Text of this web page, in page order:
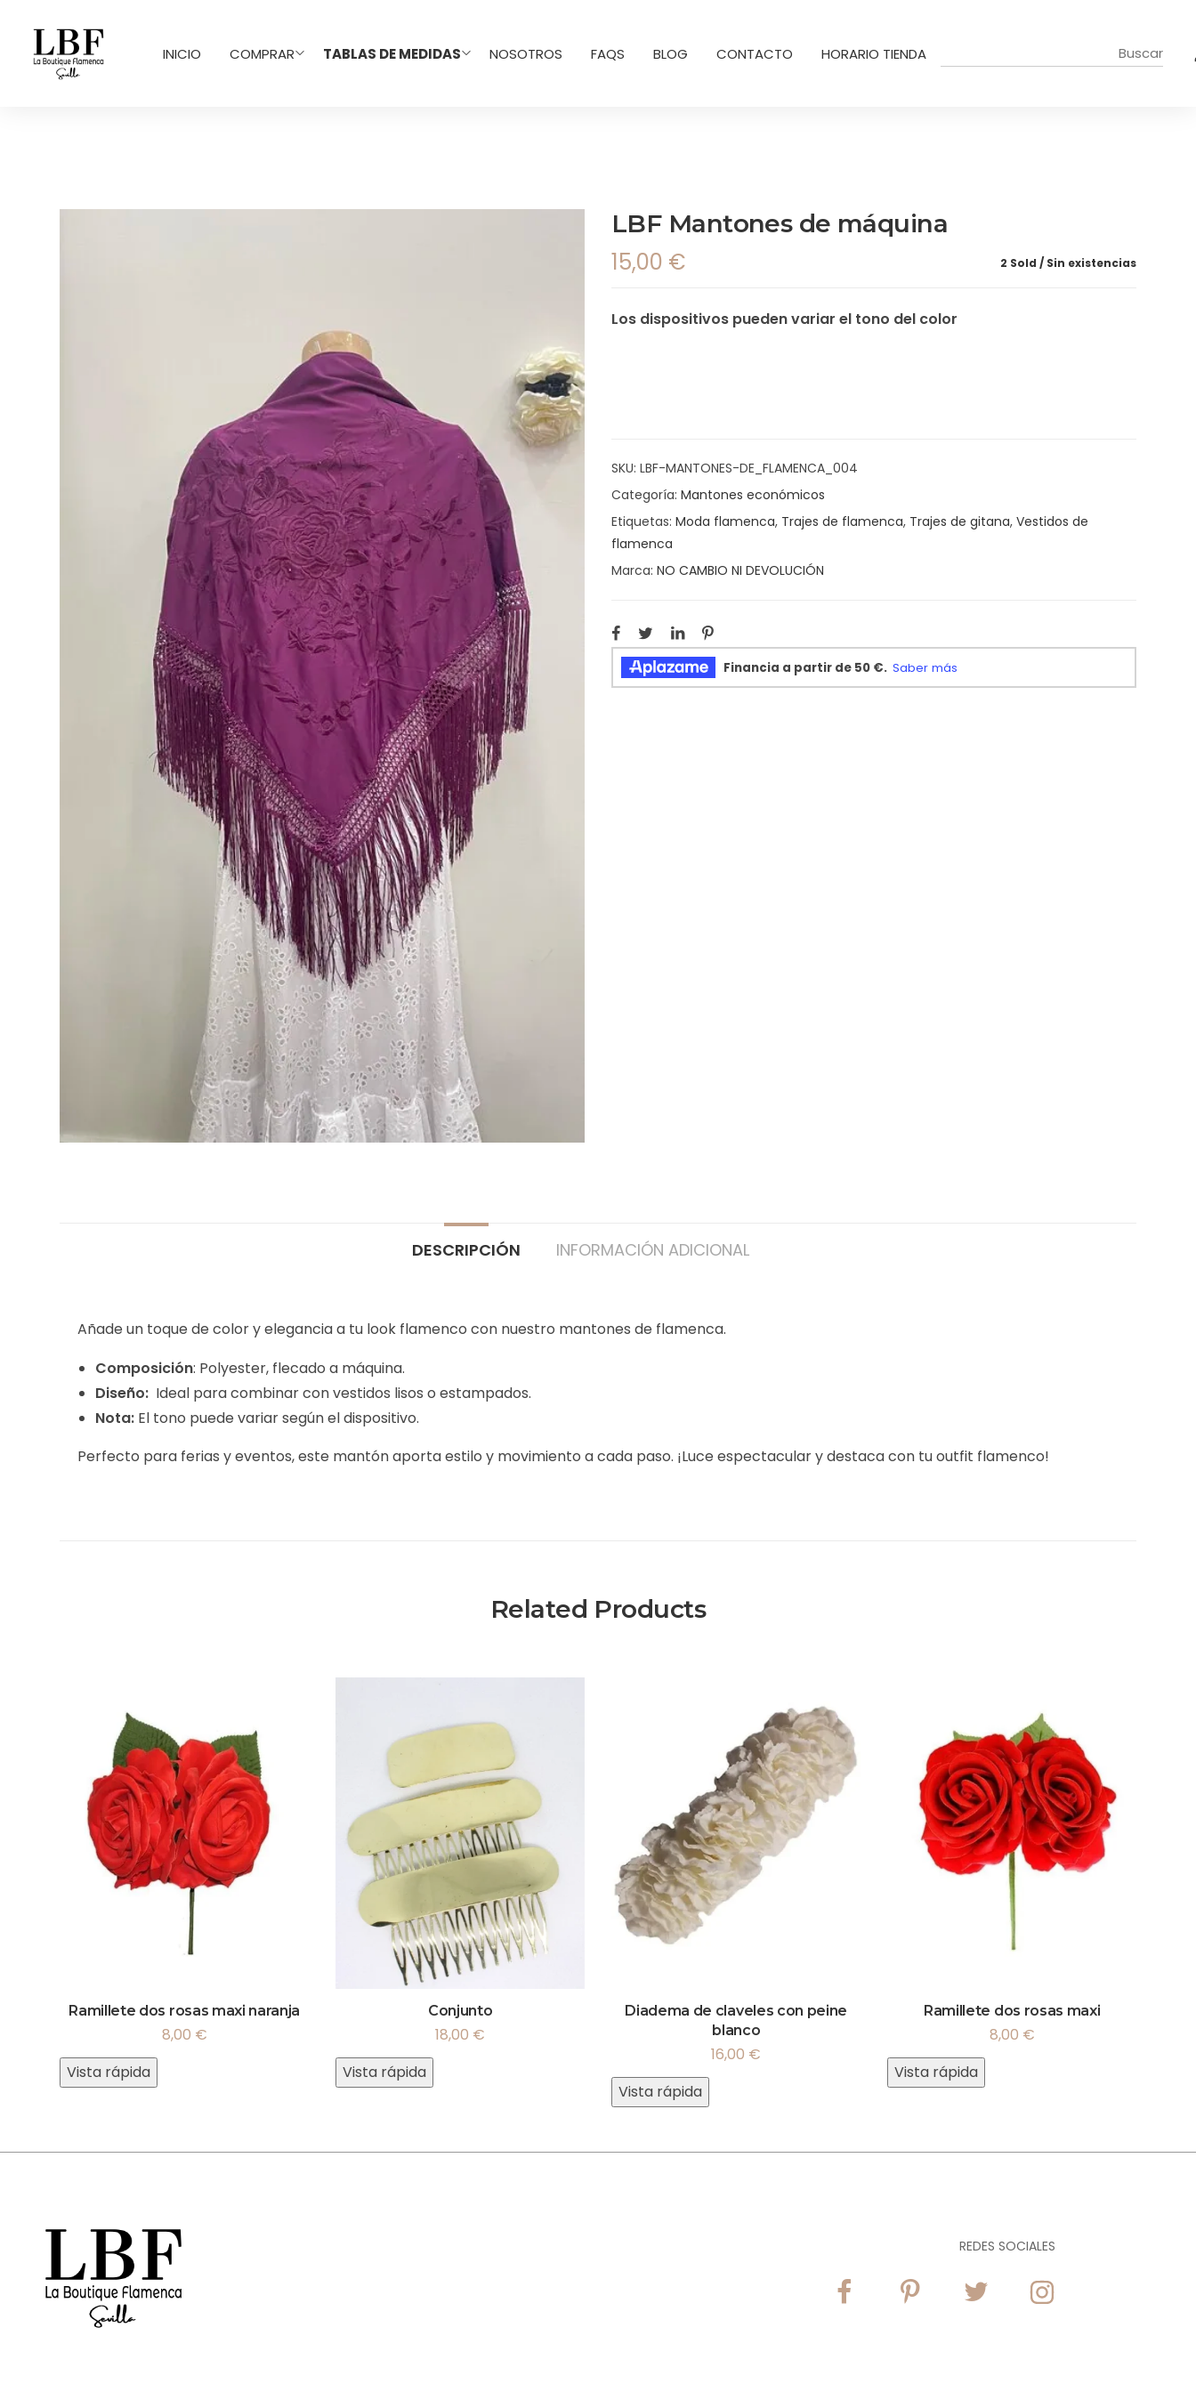
INICIO COMPRAR TABLAS DE MEDIDAS NOSOTROS FAQS BLOG CONTACTO HORARIO TIENDA
LBF Mantones de máquina
2 Sold Sin existencias
15,00 €
Los dispositivos pueden variar el tono del color
SKU: LBF-MANTONES-DE_FLAMENCA_004
Categoría: Mantones económicos
Etiquetas: Moda flamenca, Trajes de flamenca, Trajes de gitana, Vestidos de
flamenca
Marca: NO CAMBIO NI DEVOLUCIÓN
DESCRIPCIÓN INFORMACIÓN ADICIONAL
Añade un toque de color y elegancia a tu look flamenco con nuestro mantones de flamenca.
Composición: Polyester, flecado a máquina.
Diseño: Ideal para combinar con vestidos lisos o estampados.
Nota: El tono puede variar según el dispositivo.
Perfecto para ferias y eventos, este mantón aporta estilo y movimiento a cada paso. ¡Luce espectacular y destaca con tu outfit flamenco!
Related Products
Ramillete dos rosas maxi naranja
8,00 €
Vista rápida
Conjunto
18,00 €
Vista rápida
Diadema de claveles con peine
blanco
16,00 €
Vista rápida
Ramillete dos rosas maxi
8,00 €
Vista rápida
REDES SOCIALES